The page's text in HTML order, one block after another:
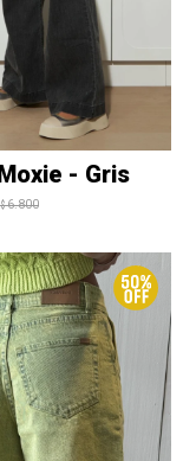
- Gris
$ 6.800